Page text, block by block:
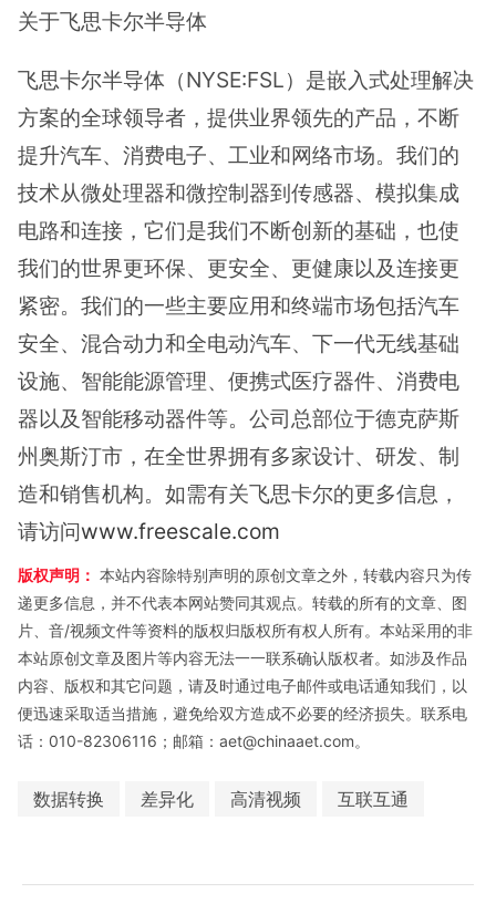
关于飞思卡尔半导体
飞思卡尔半导体（NYSE:FSL）是嵌入式处理解决
方案的全球领导者，提供业界领先的产品，不断
提升汽车、消费电子、工业和网络市场。我们的
技术从微处理器和微控制器到传感器、模拟集成
电路和连接，它们是我们不断创新的基础，也使
我们的世界更环保、更安全、更健康以及连接更
紧密。我们的一些主要应用和终端市场包括汽车
安全、混合动力和全电动汽车、下一代无线基础
设施、智能能源管理、便携式医疗器件、消费电
器以及智能移动器件等。公司总部位于德克萨斯
州奥斯汀市，在全世界拥有多家设计、研发、制
造和销售机构。如需有关飞思卡尔的更多信息，
请访问www.freescale.com
版权声明： 本站内容除特别声明的原创文章之外，转载内容只为传
递更多信息，并不代表本网站赞同其观点。转载的所有的文章、图
片、音/视频文件等资料的版权归版权所有权人所有。本站采用的非
本站原创文章及图片等内容无法一一联系确认版权者。如涉及作品
内容、版权和其它问题，请及时通过电子邮件或电话通知我们，以
便迅速采取适当措施，避免给双方造成不必要的经济损失。联系电
话：010-82306116；邮箱：aet@chinaaet.com。
数据转换 差异化 高清视频 互联互通